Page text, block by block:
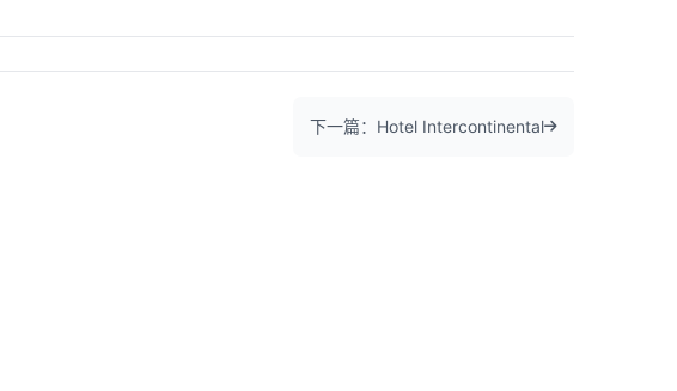
下一篇：Hotel Intercontinental